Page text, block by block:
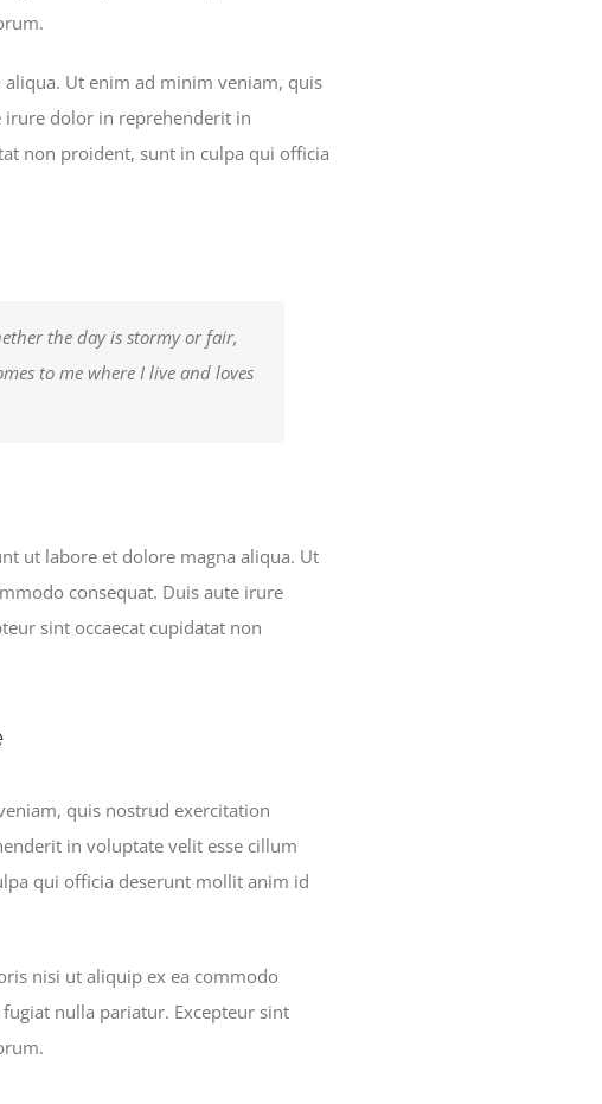
Ut enim ad minim veniam, quis
irure dolor in reprehenderit in
non proident, sunt in culpa qui officia
the day is stormy or fair,
to me where I live and loves
ut labore et dolore magna aliqua. Ut
consequat. Duis aute irure
sint occaecat cupidatat non
quis nostrud exercitation
in voluptate velit esse cillum
qui officia deserunt mollit anim id
nisi ut aliquip ex ea commodo
nulla pariatur. Excepteur sint